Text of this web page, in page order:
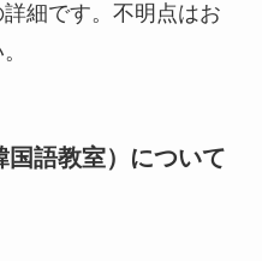
細です。不明点はお
語教室）について